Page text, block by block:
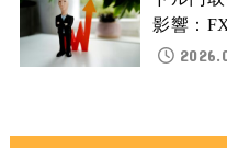
影響：